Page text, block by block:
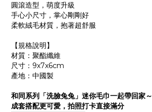
圓滾造型，萌度升級
手心小尺寸，掌心剛剛好
柔軟絨毛材質，抱著超舒服
【規格說明】
材質：聚酯纖維
尺寸：9x7x6cm
產地：中國製
和同系列「洗臉兔兔」迷你毛巾一起帶回家～
成套搭配更可愛，拍照打卡直接滿分